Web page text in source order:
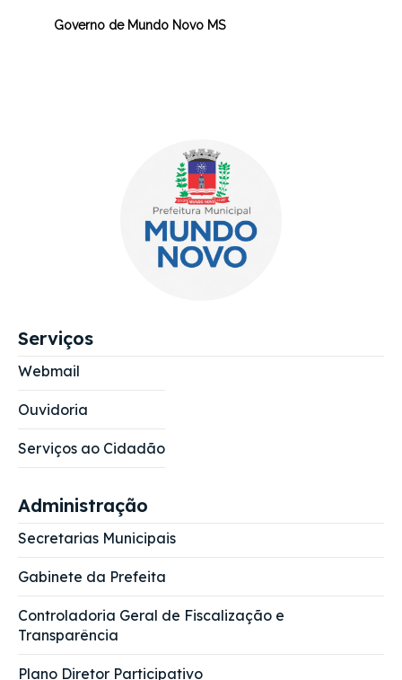
Governo de Mundo Novo MS
Serviços
Webmail
Ouvidoria
Serviços ao Cidadão
Administração
Secretarias Municipais
Gabinete da Prefeita
Controladoria Geral de Fiscalização e
Transparência
Plano Diretor Participativo